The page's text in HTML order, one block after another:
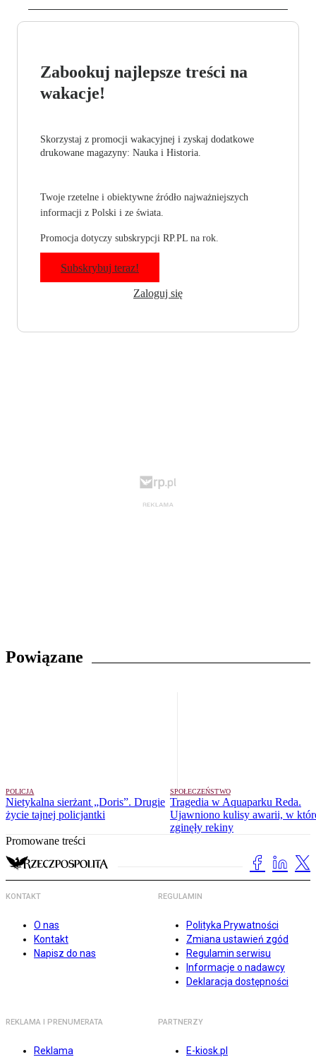
Zabookuj najlepsze treści na
wakacje!
Skorzystaj z promocji wakacyjnej i zyskaj dodatkowe
drukowane magazyny: Nauka i Historia.
Twoje rzetelne i obiektywne źródło najważniejszych
informacji z Polski i ze świata.
Promocja dotyczy subskrypcji RP.PL na rok.
Subskrybuj teraz!
Zaloguj się
Powiązane
POLICJA
Nietykalna sierżant „Doris”. Drugie
życie tajnej policjantki
SPOŁECZEŃSTWO
Tragedia w Aquaparku Reda.
Ujawniono kulisy awarii, w
zginęły rekiny
Promowane treści
KONTAKT
O nas
Kontakt
Napisz do nas
REGULAMIN
Polityka Prywatności
Zmiana ustawień zgód
Regulamin serwisu
Informacje o nadawcy
Deklaracja dostępności
REKLAMA I PRENUMERATA
Reklama
PARTNERZY
E-kiosk.pl